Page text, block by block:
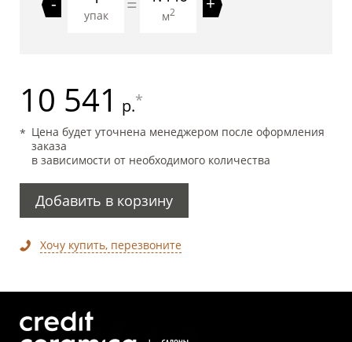
упак м2
10 541 р.*
Цена будет уточнена менеджером после оформления
заказа
в зависимости от необходимого количества
Добавить в корзину
Хочу купить, перезвоните